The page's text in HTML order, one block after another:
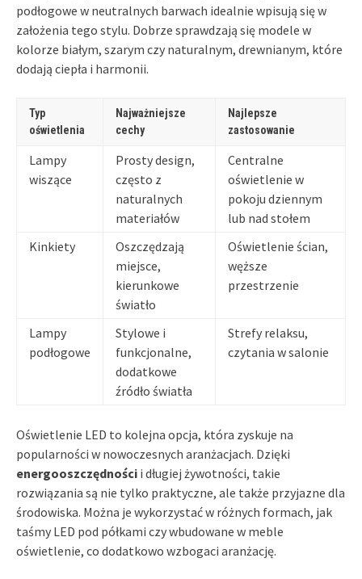
podłogowe w neutralnych barwach idealnie wpisują się w
założenia tego stylu. Dobrze sprawdzają się modele w
kolorze białym, szarym czy naturalnym, drewnianym, które
dodają ciepła i harmonii.
Typ
oświetlenia
Najważniejsze
cechy
Najlepsze
zastosowanie
Lampy
wiszące
Prosty design,
często z
naturalnych
materiałów
Centralne
oświetlenie w
pokoju dziennym
lub nad stołem
Kinkiety
Oszczędzają
miejsce,
kierunkowe
światło
Oświetlenie ścian,
węższe
przestrzenie
Lampy
podłogowe
Stylowe i
funkcjonalne,
dodatkowe
źródło światła
Strefy relaksu,
czytania w salonie
Oświetlenie LED to kolejna opcja, która zyskuje na
popularności w nowoczesnych aranżacjach. Dzięki
energooszczędności i długiej żywotności, takie
rozwiązania są nie tylko praktyczne, ale także przyjazne dla
środowiska. Można je wykorzystać w różnych formach, jak
taśmy LED pod półkami czy wbudowane w meble
oświetlenie, co dodatkowo wzbogaci aranżację.